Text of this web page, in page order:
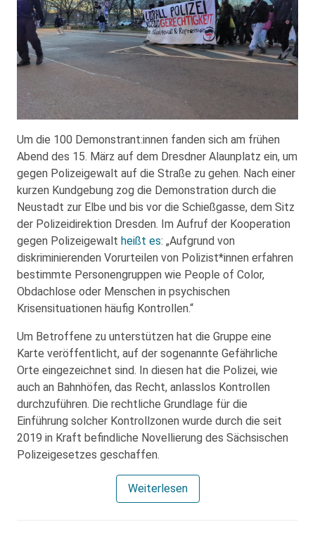
Um die 100 Demonstrant:innen fanden sich am frühen
Abend des 15. März auf dem Dresdner Alaunplatz ein, um
gegen Polizeigewalt auf die Straße zu gehen. Nach einer
kurzen Kundgebung zog die Demonstration durch die
Neustadt zur Elbe und bis vor die Schießgasse, dem Sitz
der Polizeidirektion Dresden. Im Aufruf der Kooperation
gegen Polizeigewalt heißt es: „Aufgrund von
diskriminierenden Vorurteilen von Polizist*innen erfahren
bestimmte Personengruppen wie People of Color,
Obdachlose oder Menschen in psychischen
Krisensituationen häufig Kontrollen.“
Um Betroffene zu unterstützen hat die Gruppe eine
Karte veröffentlicht, auf der sogenannte Gefährliche
Orte eingezeichnet sind. In diesen hat die Polizei, wie
auch an Bahnhöfen, das Recht, anlasslos Kontrollen
durchzuführen. Die rechtliche Grundlage für die
Einführung solcher Kontrollzonen wurde durch die seit
2019 in Kraft befindliche Novellierung des Sächsischen
Polizeigesetzes geschaffen.
Weiterlesen